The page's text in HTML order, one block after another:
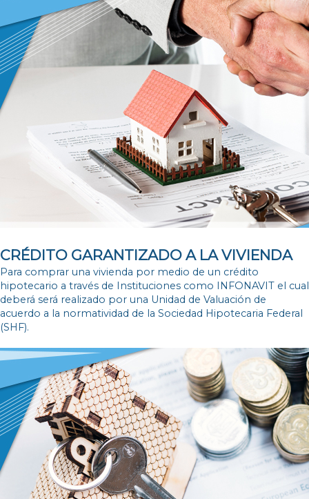
CRÉDITO GARANTIZADO A LA VIVIENDA
Para comprar una vivienda por medio de un crédito
hipotecario a través de Instituciones como INFONAVIT el cual
deberá será realizado por una Unidad de Valuación de
acuerdo a la normatividad de la Sociedad Hipotecaria Federal
(SHF).